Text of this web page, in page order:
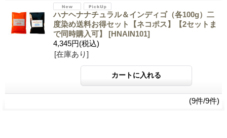
ハナヘナナチュラル＆インディゴ（各100g）二
度染め送料お得セット【ネコポス】【2セットま
で同時購入可】 [HNAIN101]
4,345円(税込)
[在庫あり]
(9件/9件)